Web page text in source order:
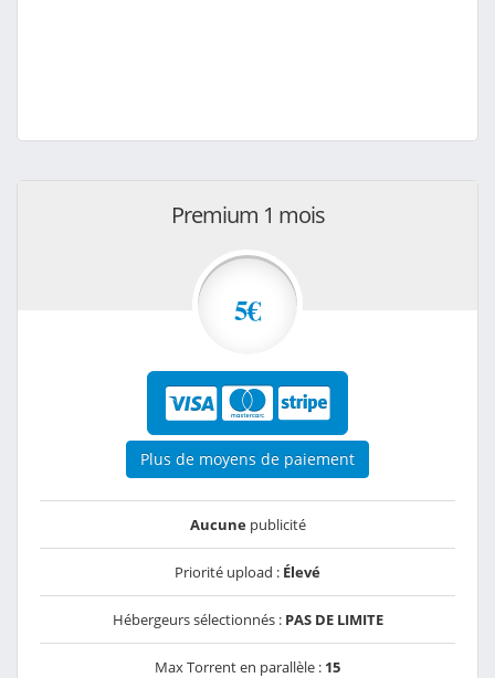
Premium 1 mois
5€
Plus de moyens de paiement
Aucunepublicité
Priorité upload : Élevé
Hébergeurs sélectionnés : PAS DE LIMITE
Max Torrent en parallèle : 15